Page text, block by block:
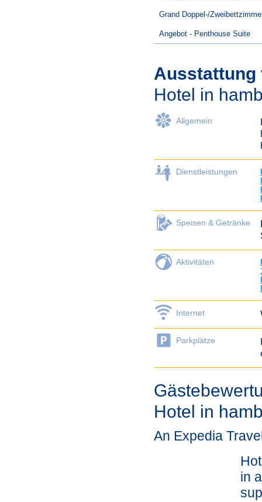
Grand Doppel-/
Angebot - Penthouse Suite
Ausstattung
Hotel in
Allgemein
Dienstleistungen
Speisen & Getränke
Aktivitäten
Internet
Parkplätze
Hotel in
An Expedia
in